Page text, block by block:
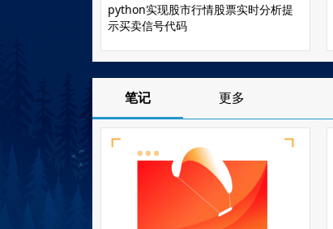
python实现股市行情股票实时分析提
示买卖信号代码
笔记 更多